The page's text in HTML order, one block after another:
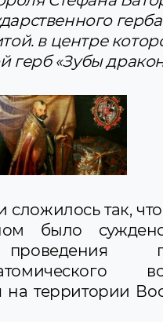
медицинская
школа повитух
сквозь
в центре
герб «Зубы
сложилось так,
было
на территории